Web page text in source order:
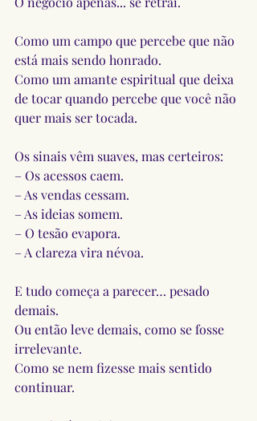
Como um campo que percebe que não
está mais sendo honrado.
Como um amante espiritual que deixa
de tocar quando percebe que você não
quer mais ser tocada.
Os sinais vêm suaves, mas certeiros:
– Os acessos caem.
– As vendas cessam.
– As ideias somem.
– O tesão evapora.
– A clareza vira névoa.
E tudo começa a parecer… pesado
demais.
Ou então leve demais, como se fosse
irrelevante.
Como se nem fizesse mais sentido
continuar.